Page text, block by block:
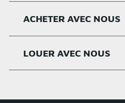
Notre histoire
Nos valeurs
Estimer un bien
Critères estimation
ACHETER AVEC NOUS
Acheter sur Rennes
LOUER AVEC NOUS